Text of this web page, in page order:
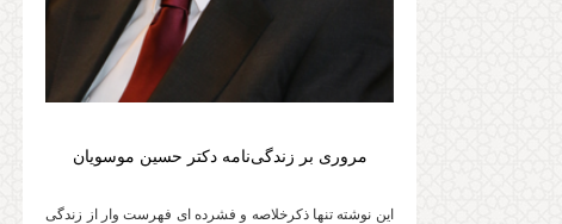
مروری بر زندگی‌نامه دکتر حسین موسویان
این نوشته تنها ذکرخلاصه و فشرده ای فهرست وار از زندگی